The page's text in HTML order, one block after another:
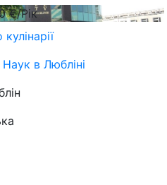
€/Рік
в Любліні